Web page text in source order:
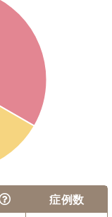
症例数